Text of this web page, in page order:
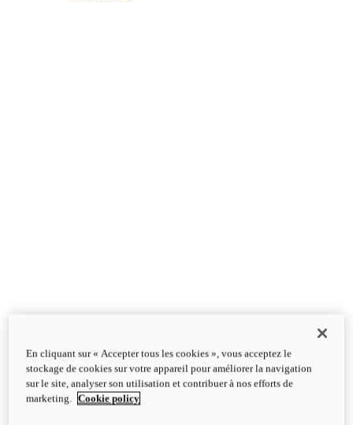
En cliquant sur « Accepter tous les cookies », vous acceptez le
stockage de cookies sur votre appareil pour améliorer la navigation
sur le site, analyser son utilisation et contribuer à nos efforts de
marketing.
Cookie policy